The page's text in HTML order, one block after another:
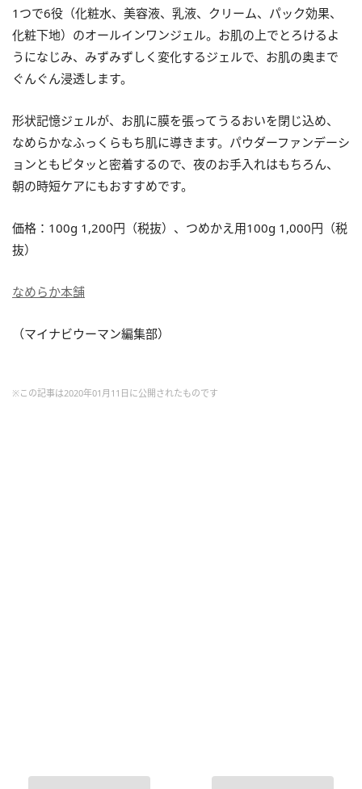
1つで6役（化粧水、美容液、乳液、クリーム、パック効果、
化粧下地）のオールインワンジェル。お肌の上でとろけるよ
うになじみ、みずみずしく変化するジェルで、お肌の奥まで
ぐんぐん浸透します。
形状記憶ジェルが、お肌に膜を張ってうるおいを閉じ込め、
なめらかなふっくらもち肌に導きます。パウダーファンデーシ
ョンともピタッと密着するので、夜のお手入れはもちろん、
朝の時短ケアにもおすすめです。
価格：100g 1,200円（税抜）、つめかえ用100g 1,000円（税
抜）
なめらか本舗
（マイナビウーマン編集部）
※この記事は2020年01月11日に公開されたものです